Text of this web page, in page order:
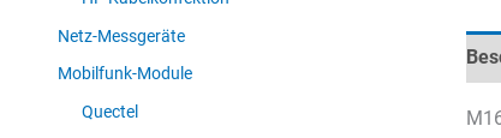
Netz-Messgeräte
Mobilfunk-Module
Quectel